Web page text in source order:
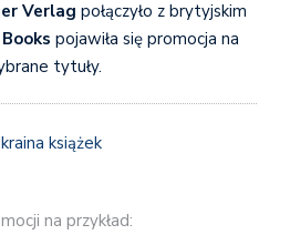
Verlag połączyło z brytyjskim
pojawiła się promocja na
tytuły.
na przykład: